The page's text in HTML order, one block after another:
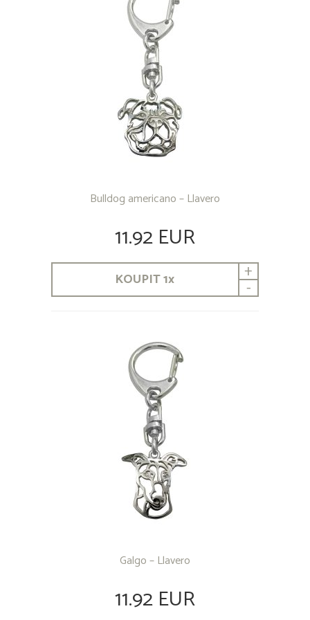
Bulldog americano – Llavero
11.92 EUR
KOUPIT1x +
-
Galgo – Llavero
11.92 EUR